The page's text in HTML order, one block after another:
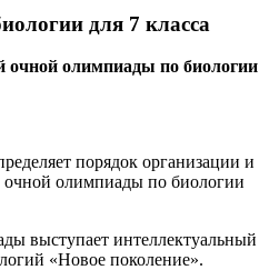
для 7 класса
олимпиады по биологии
порядок организации и
олимпиады по биологии
выступает интеллектуальный